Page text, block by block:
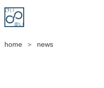
home ＞ news